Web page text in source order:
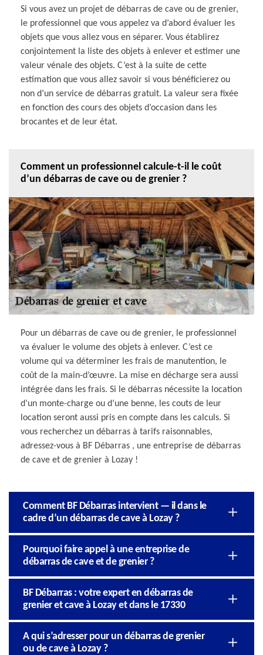
Si vous avez un projet de débarras de cave ou de grenier,
le professionnel que vous appelez va d’abord évaluer les
objets que vous allez vous en séparer. Vous établirez
conjointement la liste des objets à enlever et estimer une
valeur vénale des objets. C’est à la suite de cette
estimation que vous allez savoir si vous bénéficierez ou
non d’un service de débarras gratuit. La valeur sera fixée
en fonction des cours des objets d’occasion dans les
brocantes et de leur état.
Comment un professionnel calcule-t-il le coût
d’un débarras de cave ou de grenier ?
Pour un débarras de cave ou de grenier, le professionnel
va évaluer le volume des objets à enlever. C’est ce
volume qui va déterminer les frais de manutention, le
coût de la main-d’œuvre. La mise en décharge sera aussi
intégrée dans les frais. Si le débarras nécessite la location
d’un monte-charge ou d’une benne, les couts de leur
location seront aussi pris en compte dans les calculs. Si
vous recherchez un débarras à tarifs raisonnables,
adressez-vous à BF Débarras , une entreprise de débarras
de cave et de grenier à Lozay !
Comment BF Débarras intervient — il dans le
cadre d’un débarras de cave à Lozay ?
Pourquoi faire appel à une entreprise de
débarras de cave et de grenier ?
BF Débarras : votre expert en débarras de
grenier et cave à Lozay et dans le 17330
A qui s’adresser pour un débarras de grenier
ou de cave à Lozay ?